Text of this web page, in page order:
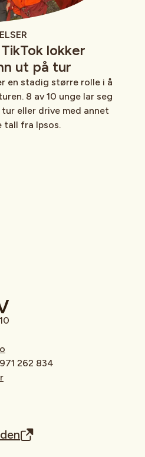
lokker
ut på tur
en stadig større rolle i å
8 av 10 unge lar seg
eller drive med annet
fra Ipsos.
262 834